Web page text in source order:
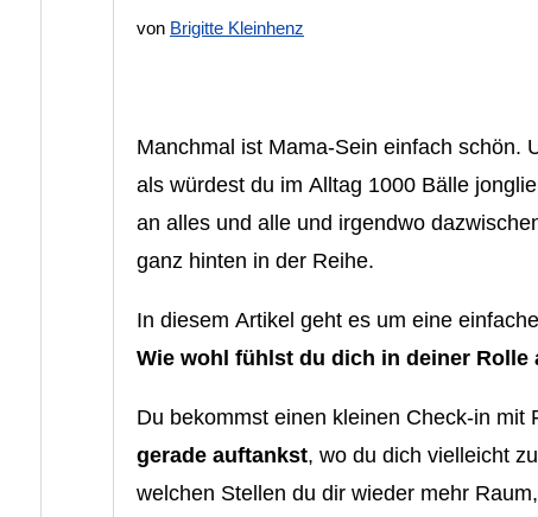
von Brigitte Kleinhenz
Manchmal ist Mama-Sein einfach schön.
als würdest du im Alltag 1000 Bälle
an alles und alle und irgendwo
ganz hinten in der Reihe.
In diesem Artikel geht es um eine
Wie wohl fühlst du dich in deiner Rolle
Du bekommst einen kleinen Check-in mit
gerade auftankst, wo du dich vielleicht
welchen Stellen du dir wieder mehr